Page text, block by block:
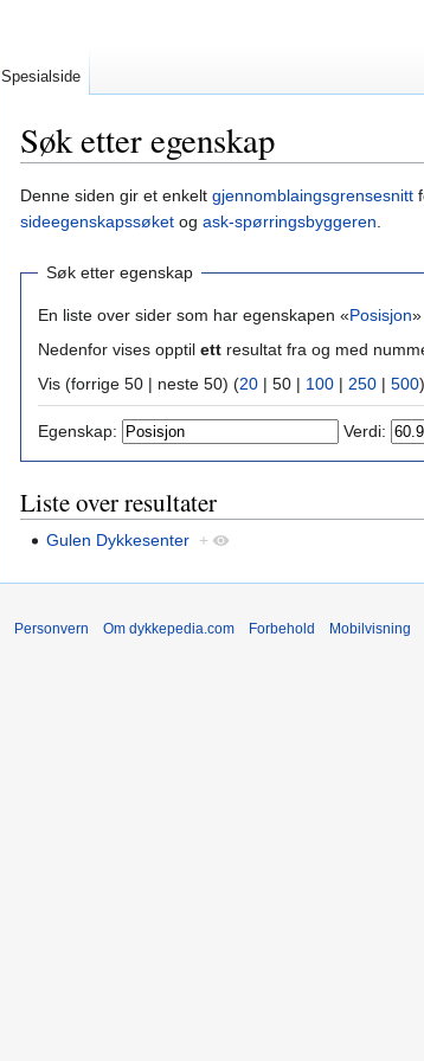
Søk etter egenskap
Hopp
til
Hopp
til
Denne siden gir et enkelt gjennomblaingsgrensesnitt
sideegenskapssøket og ask-spørringsbyggeren.
Søk etter egenskap
En liste over sider som har egenskapen «Posisjon
Nedenfor vises opptil ett resultat fra og med
Vis (forrige 50 | neste 50) (20 | 50 | 100 | 250 | 500)
Egenskap: Verdi:
Liste over resultater
Gulen Dykkesenter +
Spesialside
Personvern Om dykkepedia.com Forbehold Mobilvisning